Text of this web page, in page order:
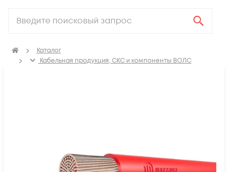
Каталог
Кабельная продукция, СКС и компоненты ВОЛС